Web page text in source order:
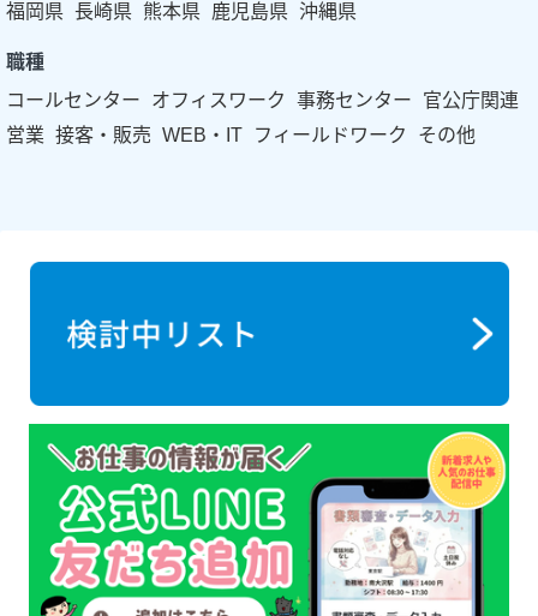
福岡県 長崎県 熊本県 鹿児島県 沖縄県
職種
コールセンター
オフィスワーク 事務センター
官公庁関連
営業 接客・販売 WEB・IT フィールドワーク その他